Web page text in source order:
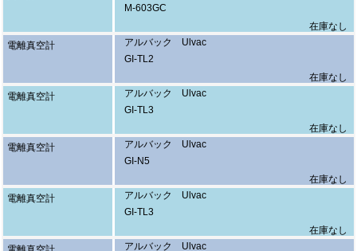
M-603GC
在庫なし
電離真空計
アルバック Ulvac
GI-TL2
在庫なし
電離真空計
アルバック Ulvac
GI-TL3
在庫なし
電離真空計
アルバック Ulvac
GI-N5
在庫なし
電離真空計
アルバック Ulvac
GI-TL3
在庫なし
アルバック Ulvac